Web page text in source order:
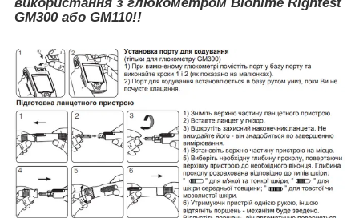
GM300 або GM110!!